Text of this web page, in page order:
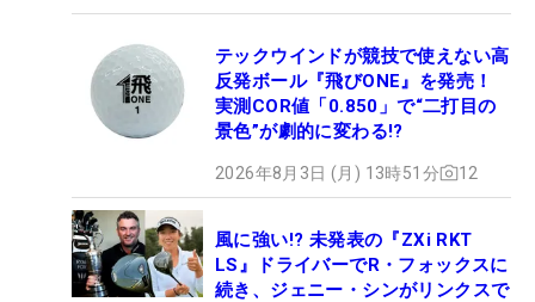
テックウインドが競技で使えない高
反発ボール『飛びONE』を発売！
実測COR値「0.850」で“二打目の
景色”が劇的に変わる!?
2026年8月3日 (月) 13時51分 12
風に強い!? 未発表の『ZXi RKT
LS』ドライバーでR・フォックスに
続き、ジェニー・シンがリンクスで